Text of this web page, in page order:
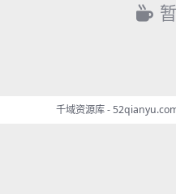
千域资源库 -